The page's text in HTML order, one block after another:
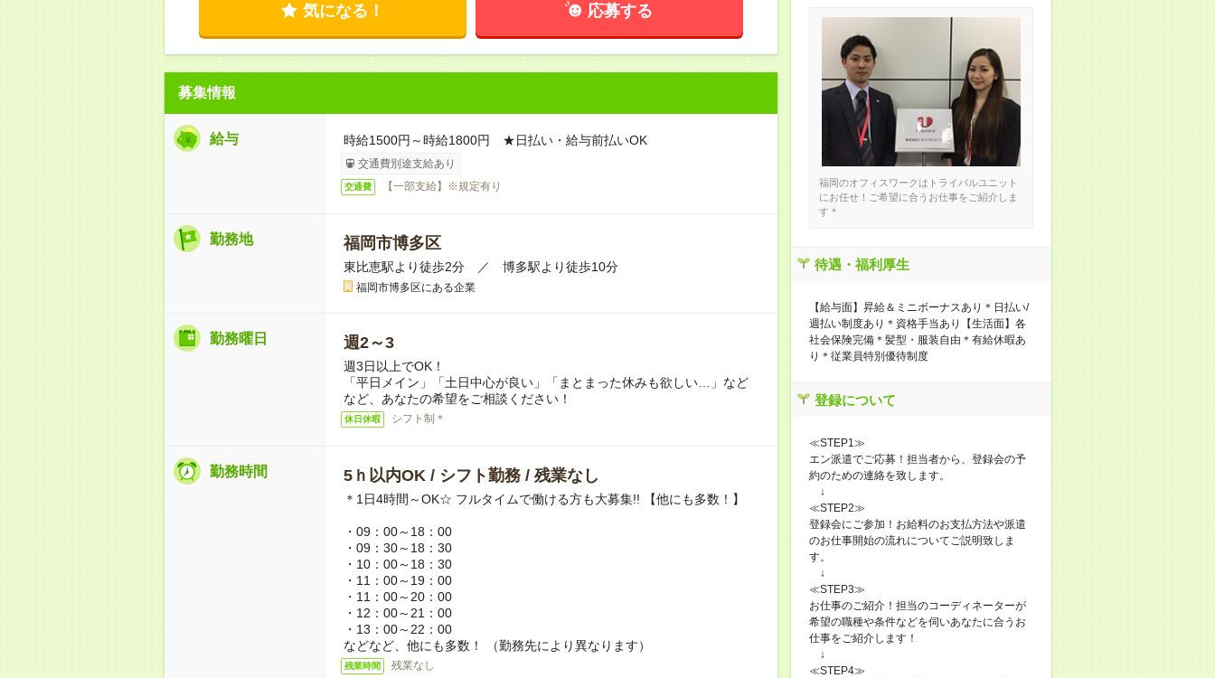
気になる！ 応募する
募集情報
給与 時給1500円～時給1800円 ★日払い・給与前払いOK
交通費別途支給あり
交通費 【一部支給】※規定有り
勤務地 福岡市博多区
東比恵駅より徒歩2分 ／ 博多駅より徒歩10分
福岡市博多区にある企業
勤務曜日 週2～3
週3日以上でOK！
「平日メイン」「土日中心が良い」「まとまった休みも欲しい…」など
など、あなたの希望をご相談ください！
休日休暇 シフト制＊
勤務時間 5ｈ以内OK / シフト勤務 / 残業なし
＊1日4時間～OK☆ フルタイムで働ける方も大募集!! 【他にも多数！】
・09：00～18：00
・09：30～18：30
・10：00～18：30
・11：00～19：00
・11：00～20：00
・12：00～21：00
・13：00～22：00
などなど、他にも多数！ （勤務先により異なります）
残業時間 残業なし
福岡のオフィスワークはトライバルユニット
にお任せ！ご希望に合うお仕事をご紹介しま
す＊
待遇・福利厚生
【給与面】昇給＆ミニボーナスあり＊日払い/
週払い制度あり＊資格手当あり【生活面】各
社会保険完備＊髪型・服装自由＊有給休暇あ
り＊従業員特別優待制度
登録について
≪STEP1≫
エン派遣でご応募！担当者から、登録会の予
約のための連絡を致します。
↓
≪STEP2≫
登録会にご参加！お給料のお支払方法や派遣
のお仕事開始の流れについてご説明致しま
す。
↓
≪STEP3≫
お仕事のご紹介！担当のコーディネーターが
希望の職種や条件などを伺いあなたに合うお
仕事をご紹介します！
↓
≪STEP4≫